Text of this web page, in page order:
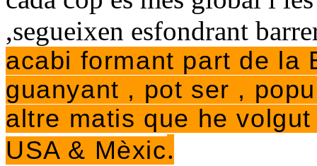
,segueixen esfondrant
acabi formant part de la
guanyant , pot ser ,
altre matis que he
USA & Mèxic.